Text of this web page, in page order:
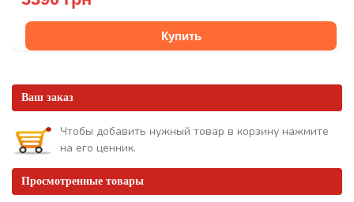
Купить
Ваш заказ
Чтобы добавить нужный товар в корзину нажмите
на его ценник.
Просмотренные товары